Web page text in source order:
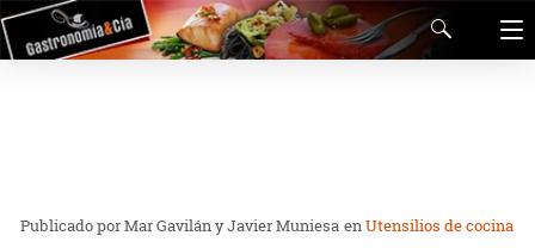
Mar Gavilán y Javier Muniesa enUtensilios de cocina